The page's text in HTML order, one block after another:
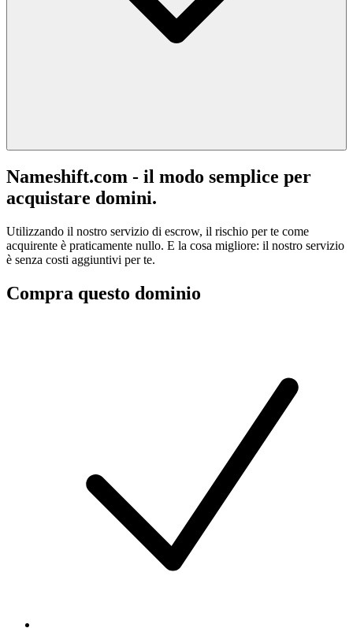
Nameshift.com - il modo semplice per
acquistare domini.
Utilizzando il nostro servizio di escrow, il rischio per te come
acquirente è praticamente nullo. E la cosa migliore: il nostro servizio
è senza costi aggiuntivi per te.
Compra questo dominio